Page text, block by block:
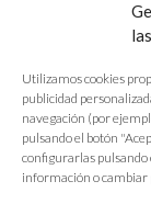
Utilizamos cookies
publicidad
navegación (por
pulsando el botón
configurarlas pulsando
información o
que desarrolla el
E-mail *
Acepto los